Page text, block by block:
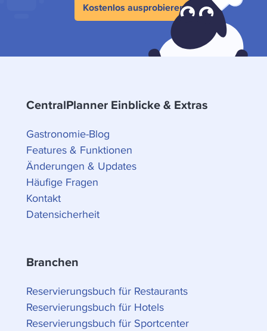
Kostenlos ausprobieren
CentralPlanner Einblicke & Extras
Gastronomie-Blog
Features & Funktionen
Änderungen & Updates
Häufige Fragen
Kontakt
Datensicherheit
Branchen
Reservierungsbuch für Restaurants
Reservierungsbuch für Hotels
Reservierungsbuch für Sportcenter